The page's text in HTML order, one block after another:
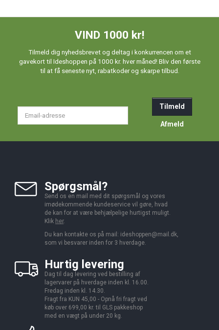
VIND 1000 kr!
Tilmeld dig nyhedsbrevet og deltag i konkurrencen om et
gavekort til Ideshoppen på 1000 kr. hver måned! Bliv den første
til at få seneste nyt, rabatkoder og skarpe tilbud.
Tilmeld
Afmeld
Spørgsmål?
Send os en mail med dit spørgsmål og vores
imødekommende kundeservice vil gøre, hvad
de kan for at være behjælpelige hurtigst muligt.
Klik her.
Du kan kontakte os på mail: ideshoppen@mail.dk,
som vi besvarer inden for 3 hverdage.
Hurtig levering
Dag til dag levering ved bestilling af
lagervarer på hverdage inden kl. 16.00.
Fredag inden kl. 14.30.
Fragt fra KUN 45,00 - Opnå fri fragt ved
køb over 699,00 kr. til GLS pakkeshop
med en vægt på under 20 kg.